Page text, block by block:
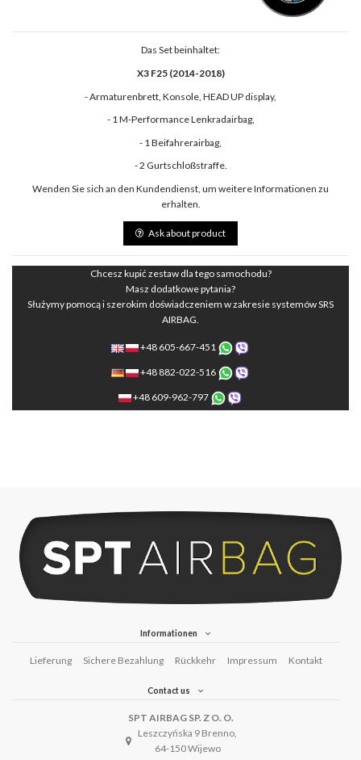
Das Set beinhaltet:
X3 F25 (2014-2018)
- Armaturenbrett, Konsole, HEAD UP display,
- 1 M-Performance Lenkradairbag,
- 1 Beifahrerairbag,
- 2 Gurtschloßstraffe.
Wenden Sie sich an den Kundendienst, um weitere Informationen zu
erhalten.
Ask about product
Chcesz kupić zestaw dla tego samochodu?
Masz dodatkowe pytania?
Służymy pomocą i szerokim doświadczeniem w zakresie systemów SRS
AIRBAG.
+48 605-667-451
+48 882-022-516
+48 609-962-797
Informationen
Lieferung Sichere Bezahlung Rückkehr Impressum Kontakt
Contact us
SPT AIRBAG SP. Z O. O.
Leszczyńska 9 Brenno,
64-150 Wijewo